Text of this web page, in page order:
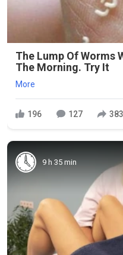
The Lump Of Worms
The Morning. Try It
More
196 127 383
9 h 35 min